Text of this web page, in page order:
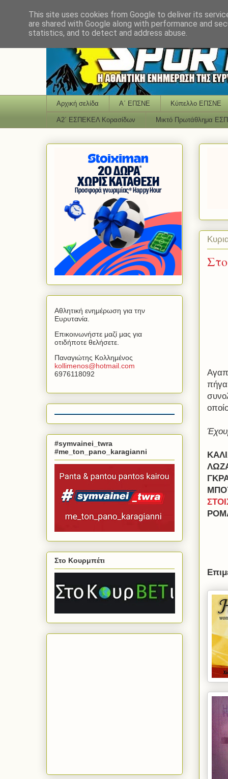
Αρχική σελίδα Α΄ ΕΠΣΝΕ Κύπελλο ΕΠΣΝΕ
Α2΄ ΕΣΠΕΚΕΛ Κορασίδων Μικτό Πρωτάθλημα
Αθλητική ενημέρωση για την
Ευρυτανία.
Επικοινωνήστε μαζί μας για
οτιδήποτε θελήσετε.
Παναγιώτης Κολλημένος
kollimenos@hotmail com
6976118092
#symvainei_twra
#me_ton_pano_karagianni
Στο Κουρμπέτι
This site uses cookies from Google to deliver its
are shared with Google along with performance and
statistics, and to detect and address abuse.